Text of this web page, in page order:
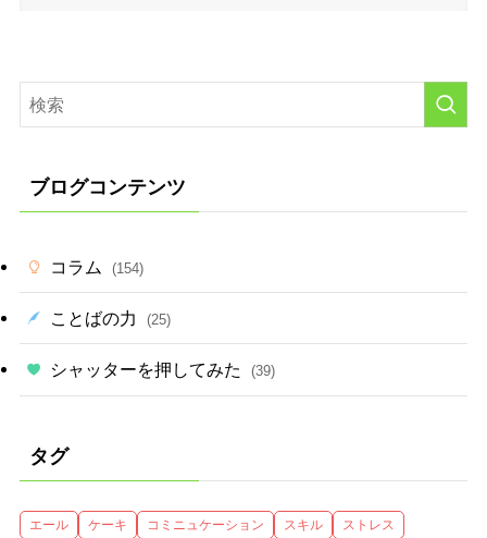
ブログコンテンツ
コラム (154)
ことばの力 (25)
シャッターを押してみた (39)
タグ
エール ケーキ コミニュケーション スキル ストレス